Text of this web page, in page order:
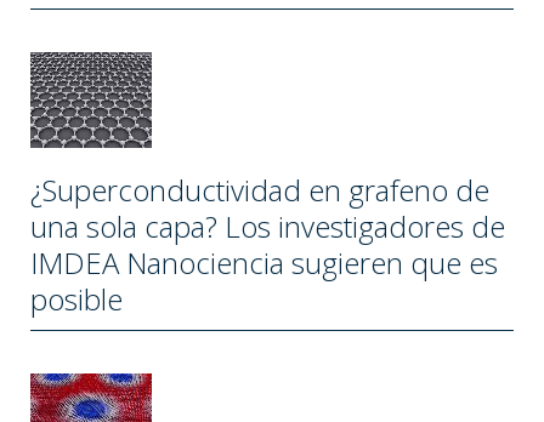
¿Superconductividad en grafeno de
una sola capa? Los investigadores de
IMDEA Nanociencia sugieren que es
posible